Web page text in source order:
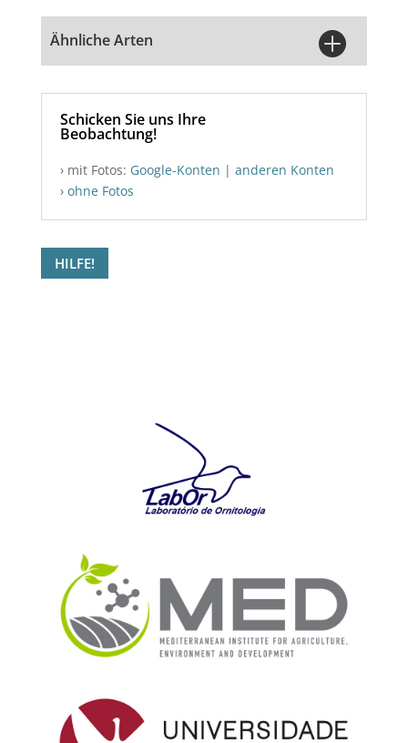
Ähnliche Arten 
Schicken Sie uns Ihre
Beobachtung!
› mit Fotos: Google-Konten | anderen Konten
› ohne Fotos
HILFE!